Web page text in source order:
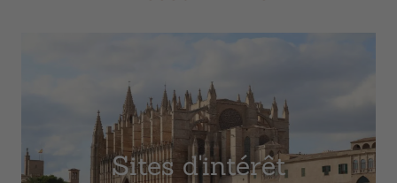
Sites d'intérêt